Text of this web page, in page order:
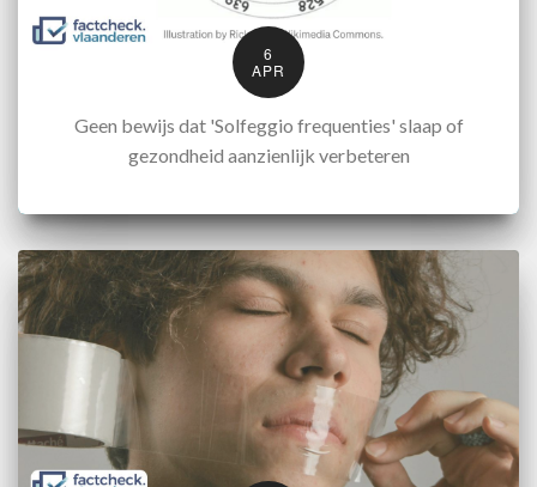
6
APR
Geen bewijs dat 'Solfeggio frequenties' slaap of
gezondheid aanzienlijk verbeteren